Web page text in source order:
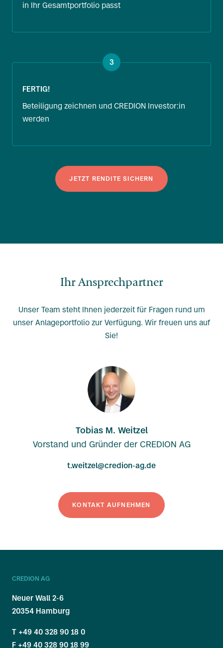
in Ihr Gesamtportfolio passt
3
FERTIG!
Beteiligung zeichnen und CREDION Investor:in
werden
JETZT RENDITE SICHERN
Ihr Ansprechpartner
Unser Team steht Ihnen jederzeit für Fragen rund um
unser Anlageportfolio zur Verfügung. Wir freuen uns auf
Sie!
Tobias M. Weitzel
Vorstand und Gründer der CREDION AG
t.weitzel@credion-ag.de
KONTAKT AUFNEHMEN
CREDION AG
Neuer Wall 2-6
20354 Hamburg
T +49 40 328 90 18 0
F +49 40 328 90 18 99